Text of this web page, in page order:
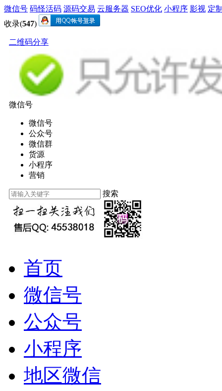
微信号 码怪活码 源码交易 云服务器 SEO优化 小程序 影视 定
收录(547)
二维码分享
微信号
微信号
公众号
微信群
货源
小程序
营销
搜索
首页
微信号
公众号
小程序
地区微信